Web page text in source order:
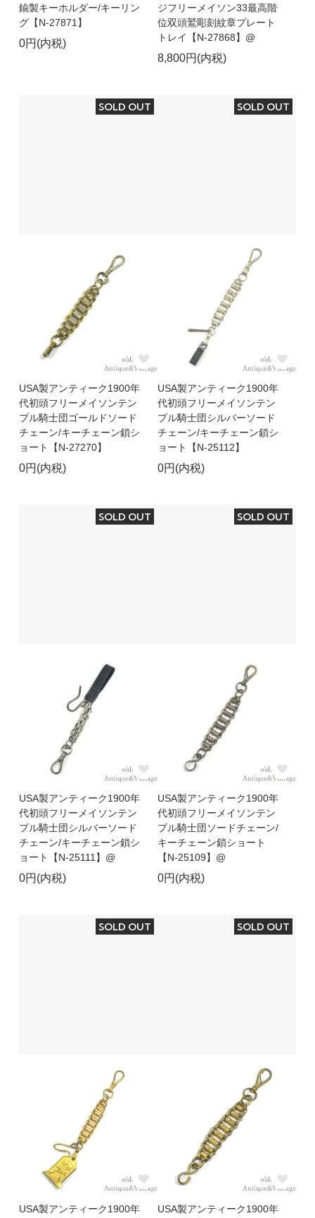
鍮製キーホルダー/キーリン
グ【N-27871】
0円(内税)
ジフリーメイソン33最高階
位双頭鷲彫刻紋章プレート
トレイ【N-27868】@
8,800円(内税)
SOLD OUT
USA製アンティーク1900年
代初頭フリーメイソンテン
プル騎士団ゴールドソード
チェーン/キーチェーン鎖シ
ョート【N-27270】
0円(内税)
SOLD OUT
USA製アンティーク1900年
代初頭フリーメイソンテン
プル騎士団シルバーソード
チェーン/キーチェーン鎖シ
ョート【N-25112】
0円(内税)
SOLD OUT
USA製アンティーク1900年
代初頭フリーメイソンテン
プル騎士団シルバーソード
チェーン/キーチェーン鎖シ
ョート【N-25111】@
0円(内税)
SOLD OUT
USA製アンティーク1900年
代初頭フリーメイソンテン
プル騎士団ソードチェーン/
キーチェーン鎖ショート
【N-25109】@
0円(内税)
SOLD OUT
USA製アンティーク1900年
SOLD OUT
USA製アンティーク1900年